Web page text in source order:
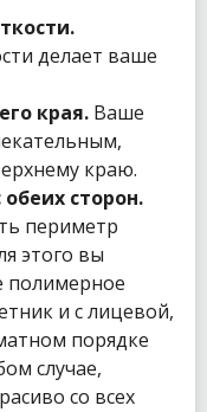
делает ваше
края. Ваше
краю.
сторон.
периметр
этого вы
полимерное
и с лицевой,
порядке
случае,
со всех